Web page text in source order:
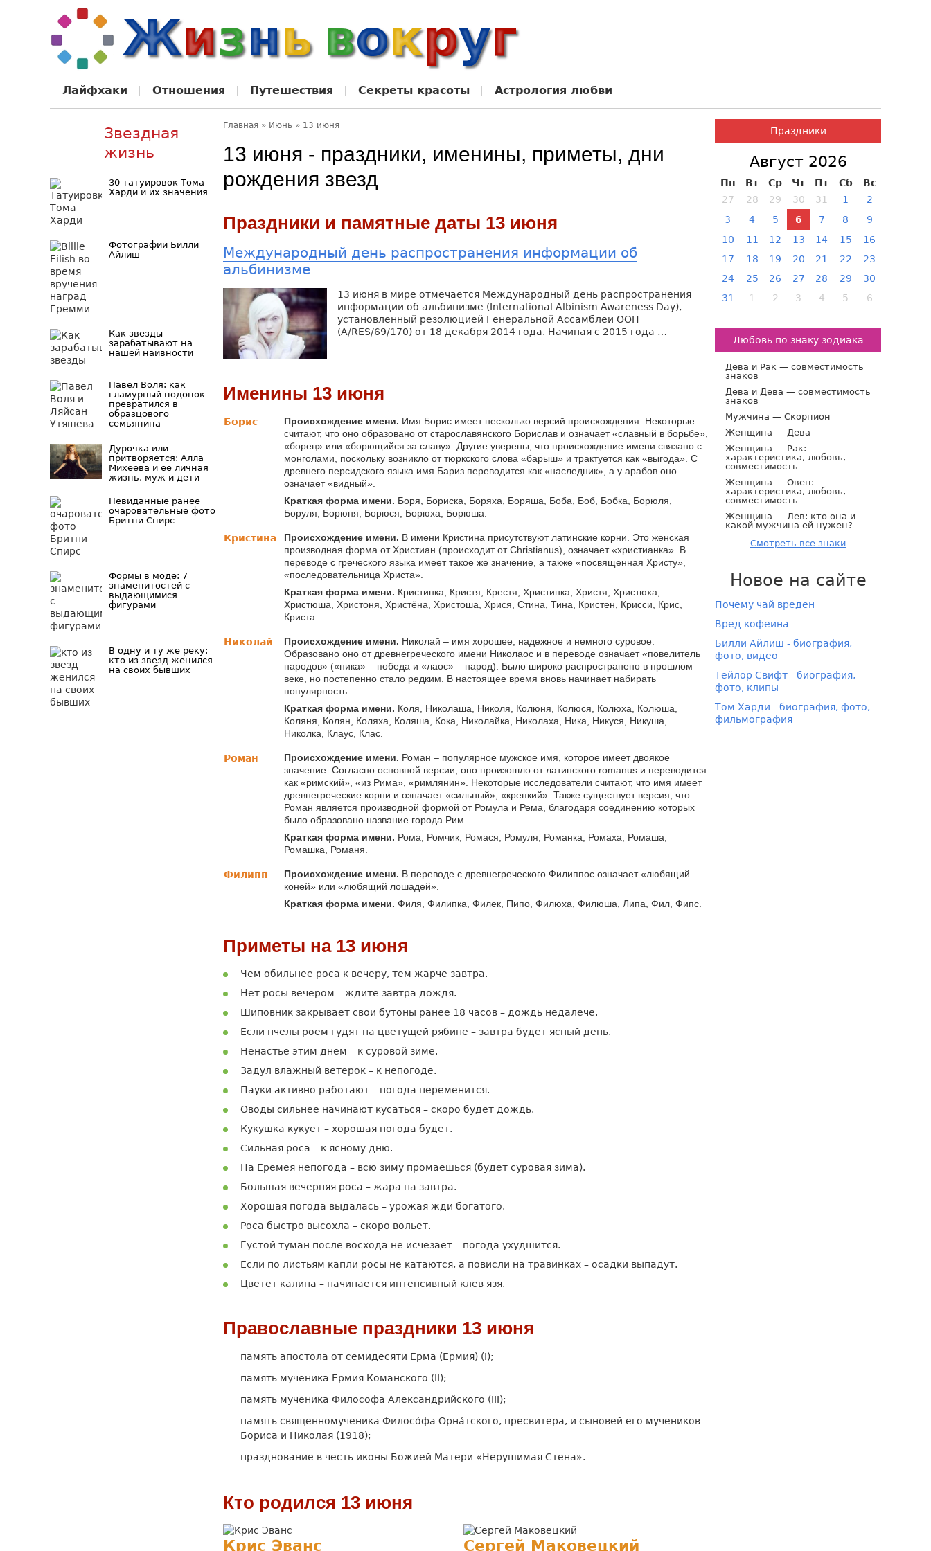
Лайфхаки Отношения Путешествия Секреты красоты Астрология любви
Главная » Июнь » 13 июня
13 июня - праздники, именины, приметы, дни
рождения звезд
Праздники и памятные даты 13 июня
Международный день распространения информации об
альбинизме
13 июня в мире отмечается Международный день распространения
информации об альбинизме (International Albinism Awareness Day),
установленный резолюцией Генеральной Ассамблеи ООН
(A/RES/69/170) от 18 декабря 2014 года. Начиная с 2015 года …
Именины 13 июня
Борис Происхождение имени. Имя Борис имеет несколько версий происхождения. Некоторые
считают, что оно образовано от старославянского Борислав и означает «славный в борьбе»,
«борец» или «борющийся за славу». Другие уверены, что происхождение имени связано с
монголами, поскольку возникло от тюркского слова «барыш» и трактуется как «выгода». С
древнего персидского языка имя Бариз переводится как «наследник», а у арабов оно
означает «видный».
Краткая форма имени. Боря, Бориска, Боряха, Боряша, Боба, Боб, Бобка, Борюля,
Боруля, Борюня, Борюся, Борюха, Борюша.
Кристина Происхождение имени. В имени Кристина присутствуют латинские корни. Это женская
производная форма от Христиан (происходит от Christianus), означает «христианка». В
переводе с греческого языка имеет такое же значение, а также «посвященная Христу»,
«последовательница Христа».
Краткая форма имени. Кристинка, Кристя, Крестя, Христинка, Христя, Христюха,
Христюша, Христоня, Христёна, Христоша, Хрися, Стина, Тина, Кристен, Крисси, Крис,
Криста.
Николай Происхождение имени. Николай – имя хорошее, надежное и немного суровое.
Образовано оно от древнегреческого имени Николаос и в переводе означает «повелитель
народов» («ника» – победа и «лаос» – народ). Было широко распространено в прошлом
веке, но постепенно стало редким. В настоящее время вновь начинает набирать
популярность.
Краткая форма имени. Коля, Николаша, Николя, Колюня, Колюся, Колюха, Колюша,
Коляня, Колян, Коляха, Коляша, Кока, Николайка, Николаха, Ника, Никуся, Никуша,
Николка, Клаус, Клас.
Роман Происхождение имени. Роман – популярное мужское имя, которое имеет двоякое
значение. Согласно основной версии, оно произошло от латинского romanus и переводится
как «римский», «из Рима», «римлянин». Некоторые исследователи считают, что имя имеет
древнегреческие корни и означает «сильный», «крепкий». Также существует версия, что
Роман является производной формой от Ромула и Рема, благодаря соединению которых
было образовано название города Рим.
Краткая форма имени. Рома, Ромчик, Ромася, Ромуля, Романка, Ромаха, Ромаша,
Ромашка, Романя.
Филипп Происхождение имени. В переводе с древнегреческого Филиппос означает «любящий
коней» или «любящий лошадей».
Краткая форма имени. Филя, Филипка, Филек, Пипо, Филюха, Филюша, Липа, Фил, Фипс.
Приметы на 13 июня
Чем обильнее роса к вечеру, тем жарче завтра.
Нет росы вечером – ждите завтра дождя.
Шиповник закрывает свои бутоны ранее 18 часов – дождь недалече.
Если пчелы роем гудят на цветущей рябине – завтра будет ясный день.
Ненастье этим днем – к суровой зиме.
Задул влажный ветерок – к непогоде.
Пауки активно работают – погода переменится.
Оводы сильнее начинают кусаться – скоро будет дождь.
Кукушка кукует – хорошая погода будет.
Сильная роса – к ясному дню.
На Еремея непогода – всю зиму промаешься (будет суровая зима).
Большая вечерняя роса – жара на завтра.
Хорошая погода выдалась – урожая жди богатого.
Роса быстро высохла – скоро вольет.
Густой туман после восхода не исчезает – погода ухудшится.
Если по листьям капли росы не катаются, а повисли на травинках – осадки выпадут.
Цветет калина – начинается интенсивный клев язя.
Православные праздники 13 июня
память апостола от семидесяти Ерма (Ермия) (I);
память мученика Ермия Команского (II);
память мученика Философа Александрийского (III);
память священномученика Филосо́фа Орна́тского, пресвитера, и сыновей его мучеников
Бориса и Николая (1918);
празднование в честь иконы Божией Матери «Нерушимая Стена».
Кто родился 13 июня
Крис Эванс Сергей Маковецкий
Звездная
жизнь
30 татуировок Тома
Харди и их значения
Фотографии Билли
Айлиш
Как звезды
зарабатывают на
нашей наивности
Павел Воля: как
гламурный подонок
превратился в
образцового
семьянина
Дурочка или
притворяется: Алла
Михеева и ее личная
жизнь, муж и дети
Невиданные ранее
очаровательные фото
Бритни Спирс
Формы в моде: 7
знаменитостей с
выдающимися
фигурами
В одну и ту же реку:
кто из звезд женился
на своих бывших
Праздники
Август 2026
Пн Вт Ср Чт Пт Сб
Вс
27
28 29 30 31 1
2
3
4 5 6 7 8
9
10
11 12 13 14 15
16
17
18 19 20 21 22
23
24
25 26 27 28 29
30
31
1 2 3 4 5 6
Любовь по знаку зодиака
Дева и Рак — совместимость
знаков
Дева и Дева — совместимость
знаков
Мужчина — Скорпион
Женщина — Дева
Женщина — Рак:
характеристика, любовь,
совместимость
Женщина — Овен:
характеристика, любовь,
совместимость
Женщина — Лев: кто она и
какой мужчина ей нужен?
Смотреть все знаки
Новое на сайте
Почему чай вреден
Вред кофеина
Билли Айлиш - биография,
фото, видео
Тейлор Свифт - биография,
фото, клипы
Том Харди - биография, фото,
фильмография